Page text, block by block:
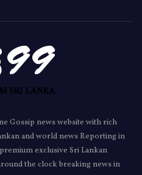
Gossip news website with rich
and world news Reporting in
exclusive Sri Lankan
the clock breaking news in